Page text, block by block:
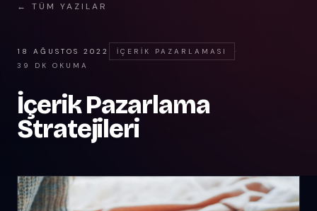
← TÜM YAZILAR
18 AĞUSTOS 2022 İÇERIK PAZARLAMASI
·
39 DK OKUMA
İçerik Pazarlama
Stratejileri